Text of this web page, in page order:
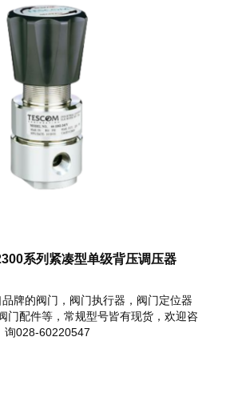
系列紧凑型单级背压调压器
牌的阀门，阀门执行器，阀门定位器
门配件等，常规型号皆有现货，欢迎咨
询028-60220547